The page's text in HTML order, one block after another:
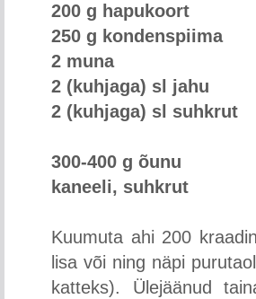
200 g hapukoort
250 g kondenspiima
2 muna
2 (kuhjaga) sl jahu
2 (kuhjaga) sl suhkrut
300-400 g õunu
kaneeli, suhkrut
Kuumuta ahi 200
lisa või ning näpi
katteks). Ülejäänud